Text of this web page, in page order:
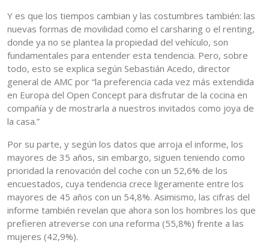
Y es que los tiempos cambian y las costumbres también: las
nuevas formas de movilidad como el carsharing o el renting,
donde ya no se plantea la propiedad del vehículo, son
fundamentales para entender esta tendencia. Pero, sobre
todo, esto se explica según Sebastián Acedo, director
general de AMC por “la preferencia cada vez más extendida
en Europa del Open Concept para disfrutar de la cocina en
compañía y de mostrarla a nuestros invitados como joya de
la casa.”
Por su parte, y según los datos que arroja el informe, los
mayores de 35 años, sin embargo, siguen teniendo como
prioridad la renovación del coche con un 52,6% de los
encuestados, cuya tendencia crece ligeramente entre los
mayores de 45 años con un 54,8%. Asimismo, las cifras del
informe también revelan que ahora son los hombres los que
prefieren atreverse con una reforma (55,8%) frente a las
mujeres (42,9%).